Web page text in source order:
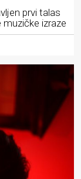
prvi talas
izraze